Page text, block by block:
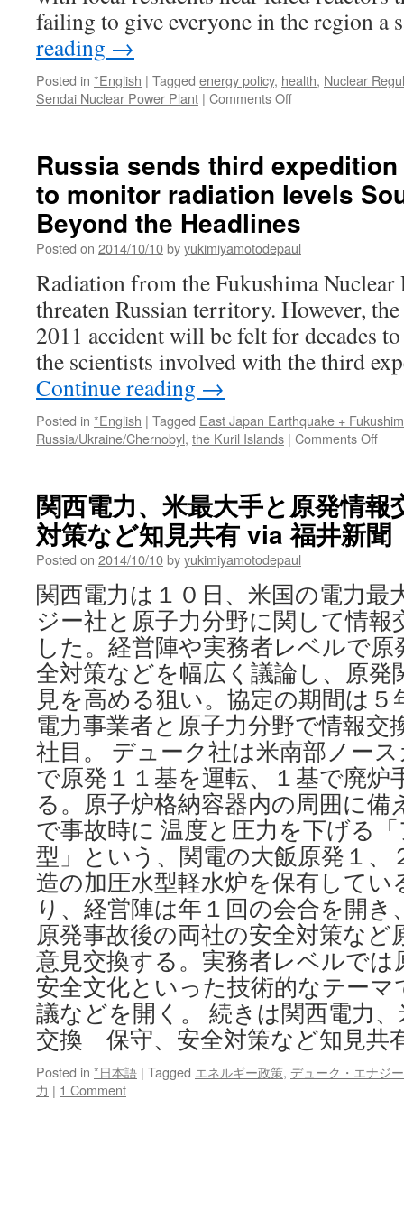
ム
な
ど
１
３
０
via
河
北
新
報
failing to give everyone in the region
reading →
Posted in *English | Tagged energy policy, health, Nuclear
Sendai Nuclear Power Plant | Comments Offon
restart
in
tightly
controlled
townhalls
via
Reuters
Russia sends third
to monitor radiation levels
Beyond the Headlines
Posted on 2014/10/10byyukimiyamotodepaul
Radiation from the Fukushima Nuclear
threaten Russian territory. However,
2011 accident will be felt for decades
the scientists involved with the third
Continue reading →
Posted in *English | Tagged East Japan Earthquake +
Russia/Ukraine/Chernobyl, the Kuril Islands | Comments Offon
third
to
Kuril
to
via
the
関西電力、米最大手と原発情
対策など知見共有 via 福井新聞
Posted on 2014/10/10byyukimiyamotodepaul
関西電力は１０日、米国の電力最
ジー社と原子力分野に関して情報
した。経営陣や実務者レベルで
全対策などを幅広く議論し、原発
見を高める狙い。協定の期間は５
電力事業者と原子力分野で情報交
社目。 デューク社は米南部ノー
で原発１１基を運転、１基で廃炉
る。原子炉格納容器内の周囲に
で事故時に 温度と圧力を下げる
型」という、関電の大飯原発１、
造の加圧水型軽水炉を保有してい
り、経営陣は年１回の会合を開き
原発事故後の両社の安全対策など
意見交換する。実務者レベルでは
安全文化といった技術的なテー
議などを開く。 続きは関西電力
交換 保守、安全対策など知見共
Posted in *日本語 | Tagged エネルギー政策, デューク・エナジ
力 | 1 Comment